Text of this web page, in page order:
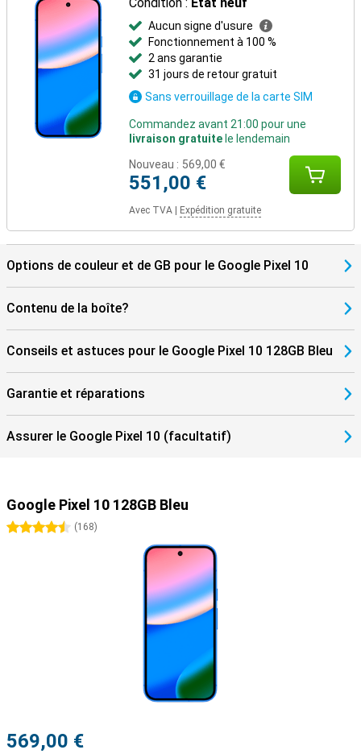
maison intelligente, de votre agenda et de votre routine
quotidienne, depuis votre poche.Aucun signe d'usure
Fonctionnement à 100 %
2 ans garantie
31 jours de retour gratuit
Sans verrouillage de la carte SIM
Commandez avant 21:00 pour une
livraison gratuite le lendemain
Nouveau : 569,00 €
551,00 €
Avec TVA Expédition gratuite
Options de couleur et de GB pour le Google Pixel 10
Contenu de la boîte?
Conseils et astuces pour le Google Pixel 10 128GB Bleu
Garantie et réparations
Assurer le Google Pixel 10 (facultatif)
Google Pixel 10 128GB Bleu
4.5 étoiles
(168)
569,00 €